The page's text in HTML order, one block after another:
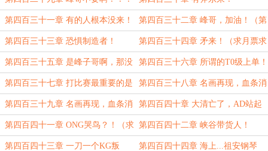
（求月票求订阅）
第四百三十一章 有的人根本没来！ 第四百三十二章 峰哥，加油！（第
三更求月票求订阅）
第四百三十三章 恐惧制造者！ 第四百三十四章 矛来！（求月票求
订阅）
第四百三十五章 是峰子哥啊，那没
事了！（求月票求订阅）
第四百三十六章 所谓的T0级上单！
第四百三十七章 打比赛最重要的是
格局！（求月票求订阅）
第四百三十八章 名画再现，血条消
失术！（上）
第四百三十九章 名画再现，血条消
失术！（下）
第四百四十章 大清亡了，AD站起
来了！
第四百四十一章 ONG哭鸟？！（求
月票求订阅）
第四百四十二章 峡谷带货人！
第四百四十三章 一刀一个KG叛 第四百四十四章 海上...祖安钢琴